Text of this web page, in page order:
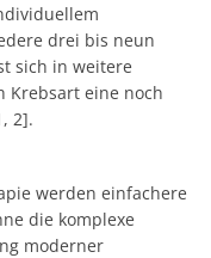
drei bis neun
sich in weitere
Krebsart eine noch
2].
werden einfachere
die komplexe
moderner